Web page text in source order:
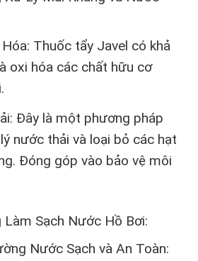
Thuốc tẩy Javel có khả
oxi hóa các chất hữu cơ
Đây là một phương pháp
nước thải và loại bỏ các hạt
Đóng góp vào bảo vệ môi
Sạch Nước Hồ Bơi:
Nước Sạch và An Toàn: